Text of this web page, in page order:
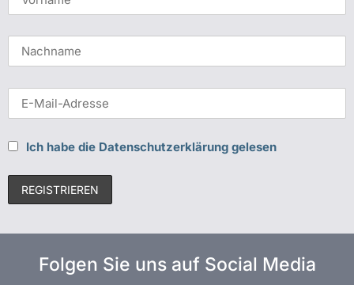
Ich habe die Datenschutzerklärung gelesen
Folgen Sie uns auf Social Media